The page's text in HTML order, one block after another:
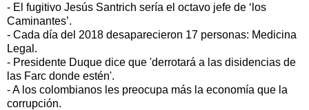
- El fugitivo Jesús Santrich sería el octavo jefe de ‘los
Caminantes’.
- Cada día del 2018 desaparecieron 17 personas: Medicina
Legal.
- Presidente Duque dice que 'derrotará a las disidencias de
las Farc donde estén'.
- A los colombianos les preocupa más la economía que la
corrupción.